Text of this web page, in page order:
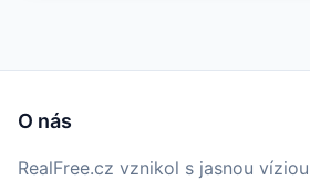
O nás
RealFree.cz vznikol s jasnou